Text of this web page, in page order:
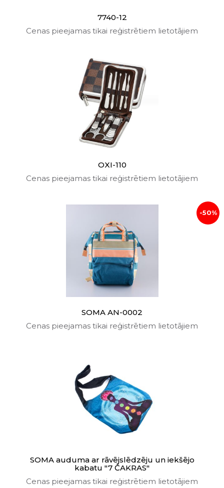
7740-12
Cenas pieejamas tikai reģistrētiem lietotājiem
OXI-110
Cenas pieejamas tikai reģistrētiem lietotājiem
-50%
SOMA AN-0002
Cenas pieejamas tikai reģistrētiem lietotājiem
SOMA auduma ar rāvējslēdzēju un iekšējo
kabatu "7 ČAKRAS"
Cenas pieejamas tikai reģistrētiem lietotājiem